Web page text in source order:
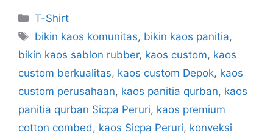
T-Shirt
bikin kaos komunitas, bikin kaos panitia,
bikin kaos sablon rubber, kaos custom, kaos
custom berkualitas, kaos custom Depok, kaos
custom perusahaan, kaos panitia qurban, kaos
panitia qurban Sicpa Peruri, kaos premium
cotton combed, kaos Sicpa Peruri, konveksi